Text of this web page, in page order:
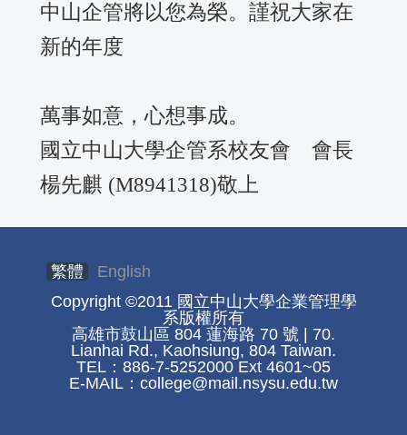
中山企管將以您為榮。謹祝大家在
新的年度
萬事如意，心想事成。
國立中山大學企管系校友會 會長
楊先麒 (M8941318)敬上
繁體
English
Copyright ©2011 國立中山大學企業管理學
系版權所有
高雄市鼓山區 804 蓮海路 70 號 | 70.
Lianhai Rd., Kaohsiung, 804 Taiwan.
TEL：886-7-5252000 Ext 4601~05
E-MAIL： college@mail.nsysu.edu.tw